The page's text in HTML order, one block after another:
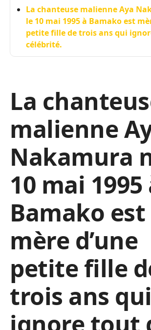
La chanteuse malienne Aya
le 10 mai 1995 à Bamako est
petite fille de trois ans qui
célébrité.
La
malienne
Nakamura
10 mai 1995
Bamako est
mère d’une
petite fille
trois ans qui